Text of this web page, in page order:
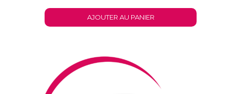
AJOUTER AU PANIER